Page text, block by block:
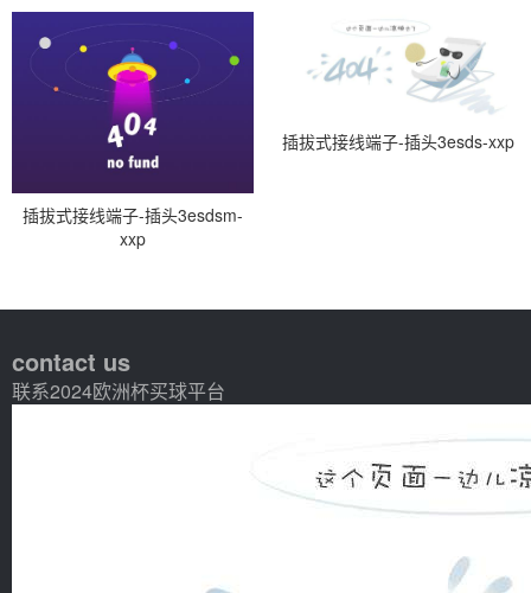
插拔式接线端子-插头3esdsm-
xxp
插拔式接线端子-插头3esds-xxp
contact us
联系2024欧洲杯买球平台